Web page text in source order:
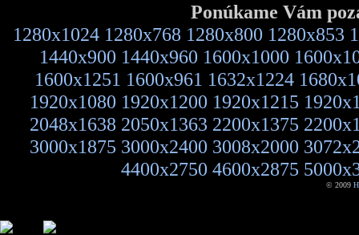
Ponúkame Vám
1280x1024 1280x768 1280x800 1280x853
1440x900 1440x960 1600x1000
1600x1251 1600x961 1632x1224
1920x1080 1920x1200 1920x1215
2048x1638 2050x1363 2200x1375
3000x1875 3000x2400 3008x2000
4400x2750 4600x2875
© 2009